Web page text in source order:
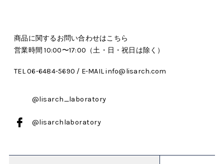
商品に関するお問い合わせはこちら
営業時間 10:00〜17:00（土・日・祝日は除く）
TEL 06-6484-5690 / E-MAIL info@lisarch.com
@lisarch_laboratory
@lisarchlaboratory